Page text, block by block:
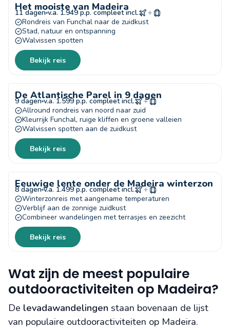
Het mooiste van Madeira
11 dagen v.a. 1.949 p.p. compleet incl.
Rondreis van Funchal naar de zuidkust
Stad, natuur en ontspanning
Walvissen spotten
Bekijk reis
De Atlantische Parel in 9 dagen
9 dagen v.a. 1.599 p.p. compleet incl.
Allround rondreis van noord naar zuid
Kleurrijk Funchal, ruige kliffen en groene valleien
Walvissen spotten aan de zuidkust
Bekijk reis
Eeuwige lente onder de Madeira winterzon
8 dagen v.a. 1.499 p.p. compleet incl.
Winterzonreis met aangename temperaturen
Verblijf aan de zonnige zuidkust
Combineer wandelingen met terrasjes en zeezicht
Bekijk reis
Wat zijn de meest populaire
outdooractiviteiten op Madeira?
De levadawandelingen staan bovenaan de lijst
van populaire outdooractiviteiten op Madeira.